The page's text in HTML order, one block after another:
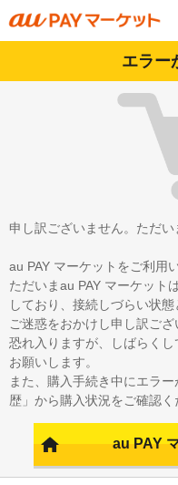
エラー
申し訳ございません。ただい
au PAY マーケットをご利用
ただいまau PAY マーケット
しており、接続しづらい状態
ご迷惑をおかけし申し訳ござ
恐れ入りますが、しばらく
お願いします。
また、購入手続き中にエラ
歴」から購入状況をご確認く
au PAY